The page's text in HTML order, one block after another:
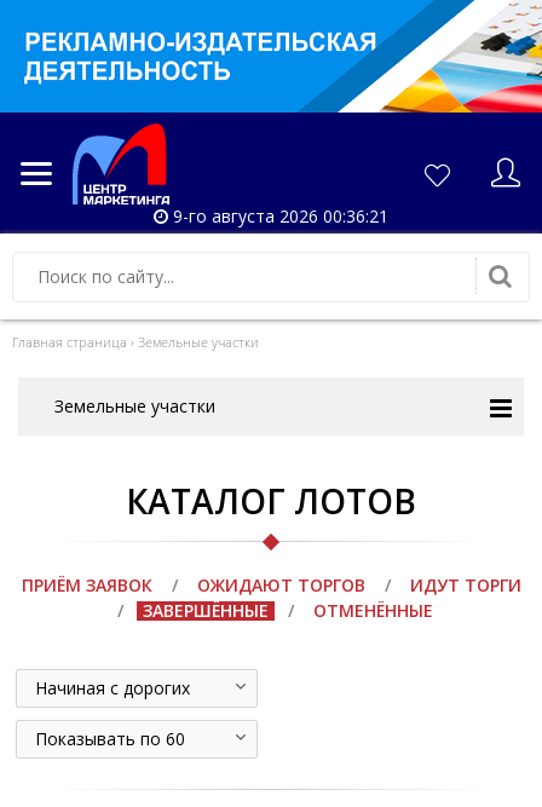
9-го августа 2026 00:36:23
Главная страница › Земельные участки
Земельные участки
КАТАЛОГ ЛОТОВ
ПРИЁМ ЗАЯВОК / ОЖИДАЮТ ТОРГОВ /
ИДУТ ТОРГИ
/
ЗАВЕРШЁННЫЕ / ОТМЕНЁННЫЕ
Начиная с дорогих
Показывать по 60